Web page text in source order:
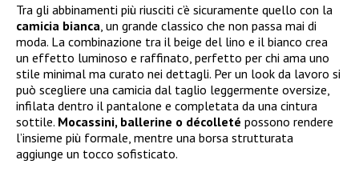
Tra gli abbinamenti più riusciti c’è sicuramente quello con la
camicia bianca , un grande classico che non passa mai di
moda. La combinazione tra il beige del lino e il bianco crea
un effetto luminoso e raffinato, perfetto per chi ama uno
stile minimal ma curato nei dettagli. Per un look da lavoro si
può scegliere una camicia dal taglio leggermente oversize,
infilata dentro il pantalone e completata da una cintura
sottile. Mocassini, ballerine o décolleté possono rendere
l’insieme più formale, mentre una borsa strutturata
aggiunge un tocco sofisticato.